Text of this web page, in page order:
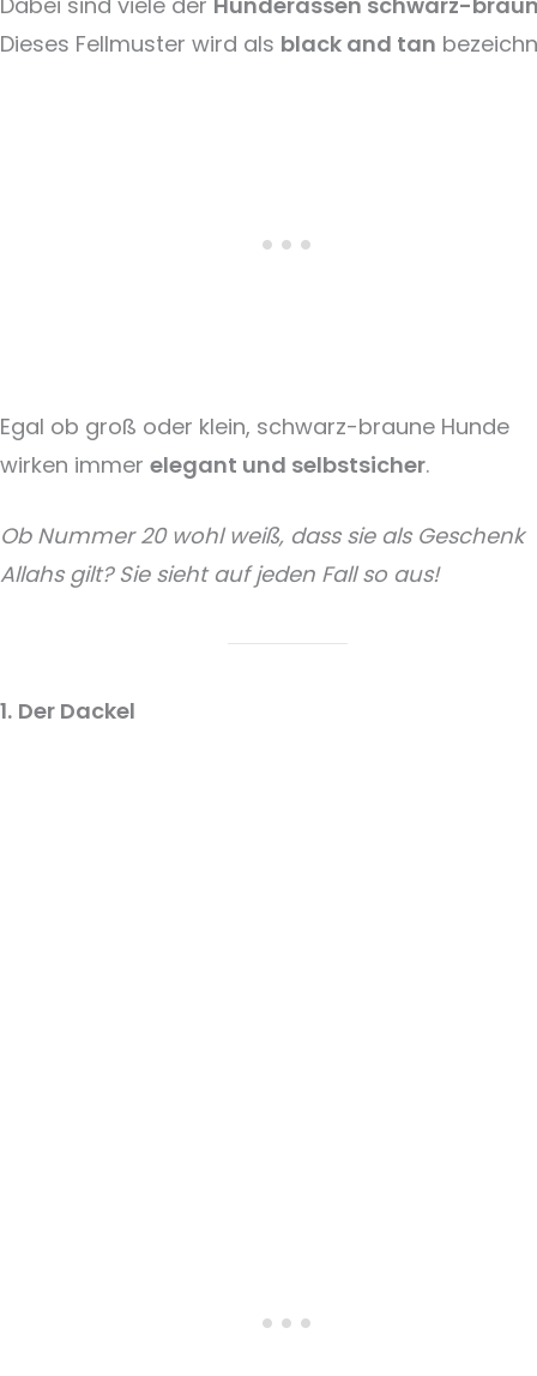
Dieses Fellmuster wird als black and tan
Egal ob groß oder klein, schwarz-braune Hunde
wirken immer elegant und selbstsicher.
Ob Nummer 20 wohl weiß, dass sie als Geschenk
Allahs gilt? Sie sieht auf jeden Fall so aus!
1. Der Dackel